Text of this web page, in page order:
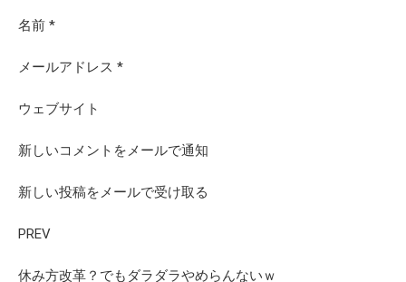
名前 *
メールアドレス *
ウェブサイト
新しいコメントをメールで通知
新しい投稿をメールで受け取る
PREV
休み方改革？でもダラダラやめらんないｗ